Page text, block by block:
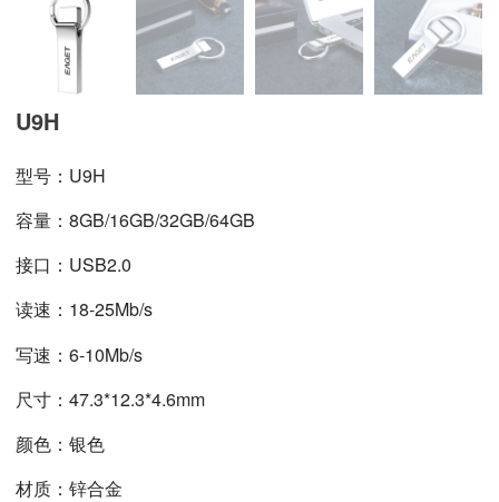
U9H
型号：U9H
容量：8GB/16GB/32GB/64GB
接口：USB2.0
读速：18-25Mb/s
写速：6-10Mb/s
尺寸：47.3*12.3*4.6mm
颜色：银色
材质：锌合金